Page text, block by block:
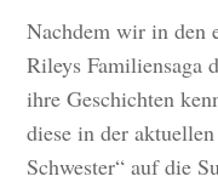
Nachdem wir in den
Rileys Familiensaga
ihre Geschichten
diese in der
Schwester“ auf die